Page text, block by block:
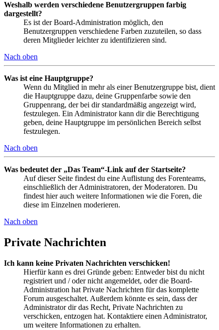
Weshalb werden verschiedene Benutzergruppen farbig
dargestellt?
Es ist der Board-Administration möglich, den
Benutzergruppen verschiedene Farben zuzuteilen, so dass
deren Mitglieder leichter zu identifizieren sind.
Nach oben
Was ist eine Hauptgruppe?
Wenn du Mitglied in mehr als einer Benutzergruppe bist, dient
die Hauptgruppe dazu, deine Gruppenfarbe sowie den
Gruppenrang, der bei dir standardmäßig angezeigt wird,
festzulegen. Ein Administrator kann dir die Berechtigung
geben, deine Hauptgruppe im persönlichen Bereich selbst
festzulegen.
Nach oben
Was bedeutet der „Das Team“-Link auf der Startseite?
Auf dieser Seite findest du eine Auflistung des Forenteams,
einschließlich der Administratoren, der Moderatoren. Du
findest hier auch weitere Informationen wie die Foren, die
diese im Einzelnen moderieren.
Nach oben
Private Nachrichten
Ich kann keine Privaten Nachrichten verschicken!
Hierfür kann es drei Gründe geben: Entweder bist du nicht
registriert und / oder nicht angemeldet, oder die Board-
Administration hat Private Nachrichten für das komplette
Forum ausgeschaltet. Außerdem könnte es sein, dass der
Administrator dir das Recht, Private Nachrichten zu
verschicken, entzogen hat. Kontaktiere einen Administrator,
um weitere Informationen zu erhalten.